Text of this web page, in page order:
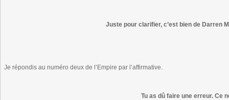
Juste pour clarifier, c’est bien de Darren
Je répondis au numéro deux de l’Empire par l’affirmative.
Tu as dû faire une erreur. Ce